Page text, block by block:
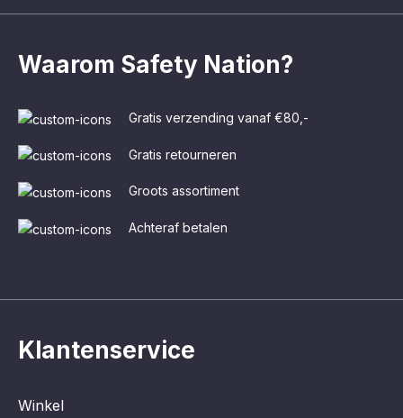
Klantenservice
Winkel
Waarom Safety Nation?
Gratis verzending vanaf €80,-
Gratis retourneren
Groots assortiment
Achteraf betalen